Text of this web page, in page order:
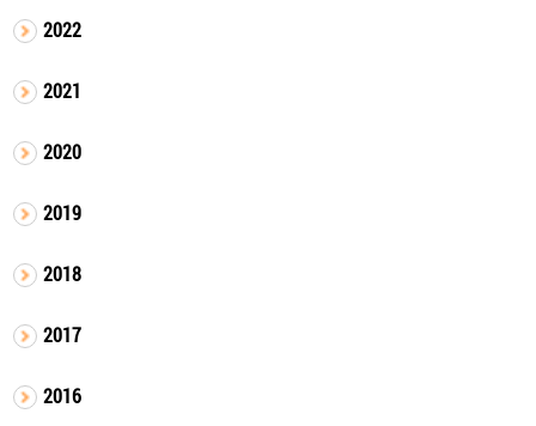
2022
2021
2020
2019
2018
2017
2016